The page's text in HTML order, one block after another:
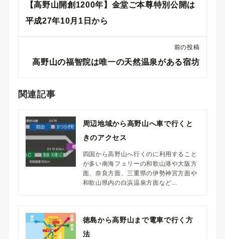
【高野山開創1200年】金堂ご本尊特別公開は
平成27年10月1日から
前の投稿
高野山の福智院は唯一の天然温泉がある宿坊
関連記事
周辺地域から高野山へ車で行くと
きのアクセス
四国から高野山へ行くのに利用すること
が多い南海フェリーの和歌山港や大阪方
面、奈良方面、三重県の伊勢神宮方面や
和歌山県内の白浜温泉方面など...
徳島から高野山まで電車で行く方
法